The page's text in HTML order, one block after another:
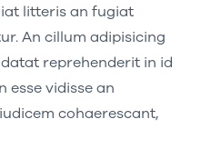
litteris an fugiat
An cillum adipisicing
reprehenderit in id
vidisse an
cohaerescant,